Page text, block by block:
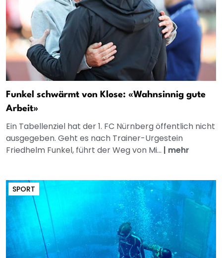
Funkel schwärmt von Klose: «Wahnsinnig gute
Arbeit»
Ein Tabellenziel hat der 1. FC Nürnberg öffentlich nicht
ausgegeben. Geht es nach Trainer-Urgestein
Friedhelm Funkel, führt der Weg von Mi... | mehr
SPORT